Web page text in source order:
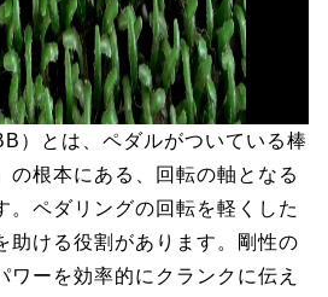
）とは、ペダルがついている棒
の根本にある、回転の軸となる
。ペダリングの回転を軽くした
助ける役割があります。剛性の
ワーを効率的にクランクに伝え